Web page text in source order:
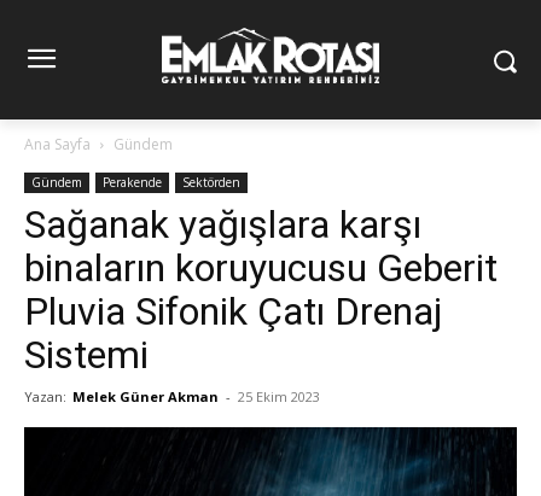
Ana Sayfa Gündem
Gündem Perakende Sektörden
Sağanak yağışlara karşı
binaların koruyucusu Geberit
Pluvia Sifonik Çatı Drenaj
Sistemi
Yazan: Melek Güner Akman - 25 Ekim 2023